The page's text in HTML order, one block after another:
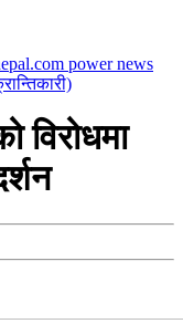
power news
विरोधमा